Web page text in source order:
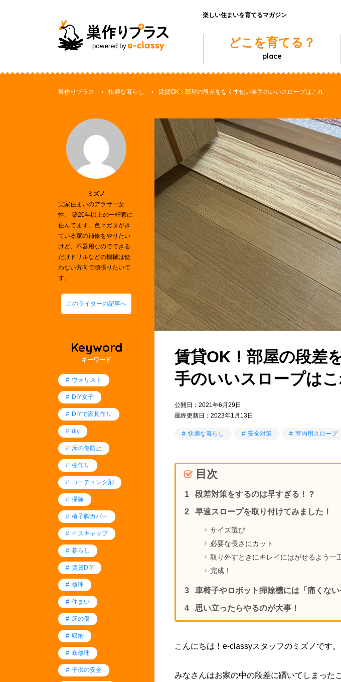
楽しい住まいを育てるマガジン
どこを育てる？
place
巣作りプラス 快適な暮らし 賃貸OK！部屋の段差をなくす使い勝手のいいスロープはこれ
賃貸OK！部屋の段差
手のいいスロープは
公開日：2021年6月29日
最終更新日：2023年1月13日
快適な暮らし 安全対策 室内用スロープ
目次
段差対策をするのは早すぎる！？
早速スロープを取り付けてみました！
サイズ選び
必要な長さにカット
取り外すときにキレイにはがせるよう一
完成！
車椅子やロボット掃除機には「痛くない
思い立ったらやるのが大事！
こんにちは！e-classyスタッフのミズノです。
みなさんはお家の中の段差に躓いてしまった
ミズノ
実家住まいのアラサー女
性。 築20年以上の一軒家に
住んでます。色々ガタがき
ている家の補修をやりたい
けど、不器用なのでできる
だけドリルなどの機械は使
わない方向で頑張りたいで
す。
このライターの記事へ
Keyword
キーワード
ウォリスト
DIY女子
DIYで家具作り
diy
床の傷防止
棚作り
コーティング剤
掃除
椅子脚カバー
イスキャップ
暮らし
賃貸DIY
修理
住まい
床の傷
収納
傘修理
子供の安全